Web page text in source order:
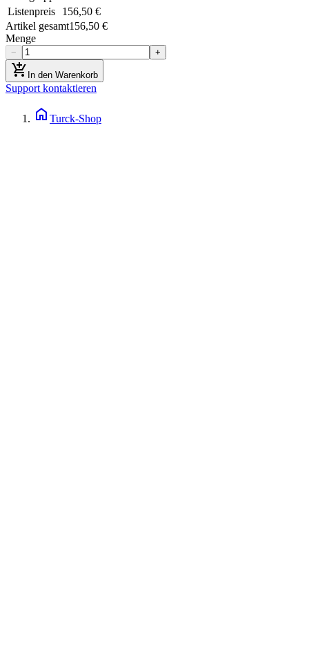
Listenpreis
156,50 €
Artikel gesamt156,50 €
Menge
− +
add_shopping_cart In den Warenkorb
Support kontaktieren
home Turck-Shop